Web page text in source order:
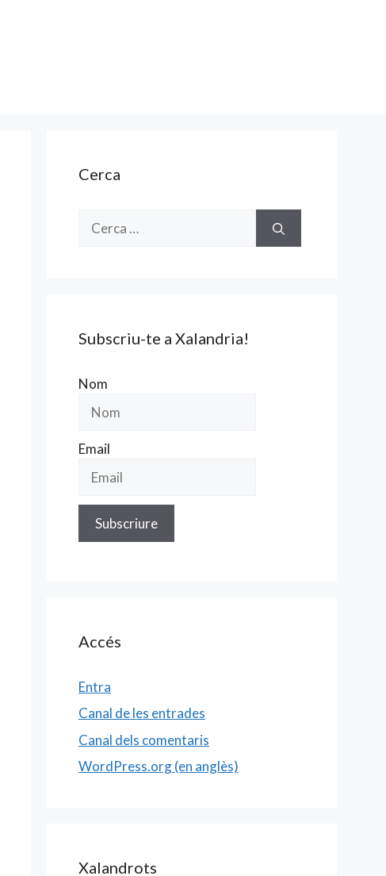
Cerca
Subscriu-te a Xalandria!
Nom
Email
Accés
Entra
Canal de les entrades
Canal dels comentaris
WordPress.org (en anglès)
Xalandrots